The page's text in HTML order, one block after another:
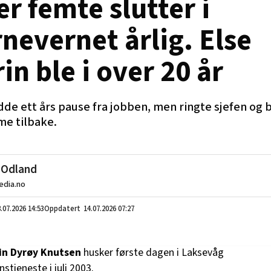
femte slutter i
årlig. Else
ble i over 20 år
ett års pause fra jobben, men ringte sjefen og
tilbake.
14:53 14.07.2026 07:27
Dyrøy Knutsen husker første dagen i Laksevåg